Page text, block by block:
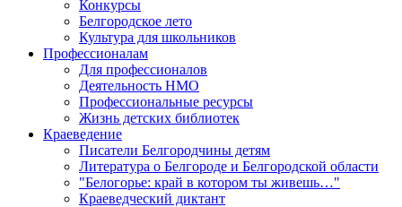
Конкурсы
Белгородское лето
Культура для школьников
Профессионалам
Для профессионалов
Деятельность НМО
Профессиональные ресурсы
Жизнь детских библиотек
Краеведение
Писатели Белгородчины детям
Литература о Белгороде и Белгородской области
"Белогорье: край в котором ты живешь…"
Краеведческий диктант